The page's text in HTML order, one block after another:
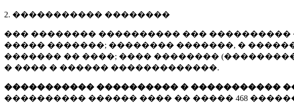
2. ����������� ��������
��� �������� ���������� ���
����� �������; �������� �������, �
������� �� ����; ���� ��������
� ���� � ������ �������������.
����������� ���������� � �����������
���������� ������ ���� �� ����� 468